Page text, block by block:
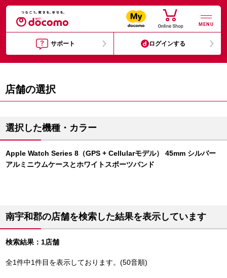
MENU
サポート ログインする
店舗の選択
選択した機種・カラー
Apple Watch Series 8（GPS + Cellularモデル） 45mm シルバー
アルミニウムケースとホワイトスポーツバンド
南宇和郡の店舗を検索した結果を表示しています
検索結果：1店舗
全1件中1件目を表示しております。(50音順)